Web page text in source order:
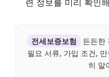
련 정보를 미리 확인
전세보증보험
든든한
필요 서류, 가입 조건,
히 알